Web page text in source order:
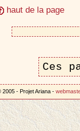
haut de la page
Ces
2005 - Projet Ariana -